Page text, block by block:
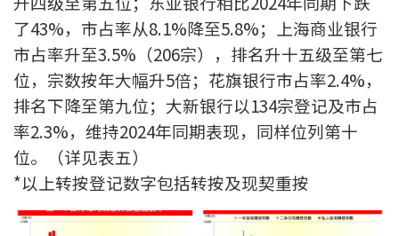
私隐政策
繁
本网页所提供资料仅作参考用途。
若因错漏而引致任何不便或损失，中原按揭概不负责。
本网站采用无障碍网页设计，如有任何问题，可查询：
2889 2886 / cmb@mail.centanet.com
© 2026 中原按揭经纪有限公司 Centaline Mortgage Broker Limited 版权所有
了43%，市占率从8.1%降至5.8%；上海商业银行
市占率升至3.5%（206宗），排名升十五级至第七
位，宗数按年大幅升5倍；花旗银行市占率2.4%，
排名下降至第九位；大新银行以134宗登记及市占
率2.3%，维持2024年同期表现，同样位列第十
位。（详见表五）
*以上转按登记数字包括转按及现契重按